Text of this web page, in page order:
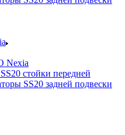
Nexia
стойки передней
SS20 задней подвески